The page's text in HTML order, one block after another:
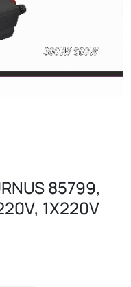
85799,
1X220V